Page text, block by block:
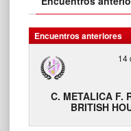
Encuentros anteriores
14
C. METALICA F.
BRITISH